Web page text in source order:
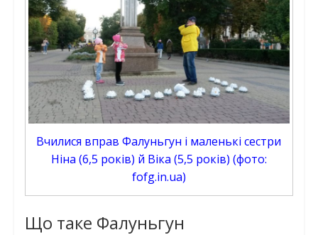
Вчилися вправ Фалуньгун і маленькі сестри
Ніна (6,5 років) й Віка (5,5 років) (фото:
fofg.in.ua)
Що таке Фалуньгун